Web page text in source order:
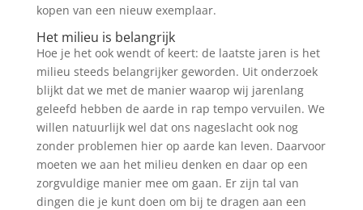
kopen van een nieuw exemplaar.
Het milieu is belangrijk
Hoe je het ook wendt of keert: de laatste jaren is het
milieu steeds belangrijker geworden. Uit onderzoek
blijkt dat we met de manier waarop wij jarenlang
geleefd hebben de aarde in rap tempo vervuilen. We
willen natuurlijk wel dat ons nageslacht ook nog
zonder problemen hier op aarde kan leven. Daarvoor
moeten we aan het milieu denken en daar op een
zorgvuldige manier mee om gaan. Er zijn tal van
dingen die je kunt doen om bij te dragen aan een